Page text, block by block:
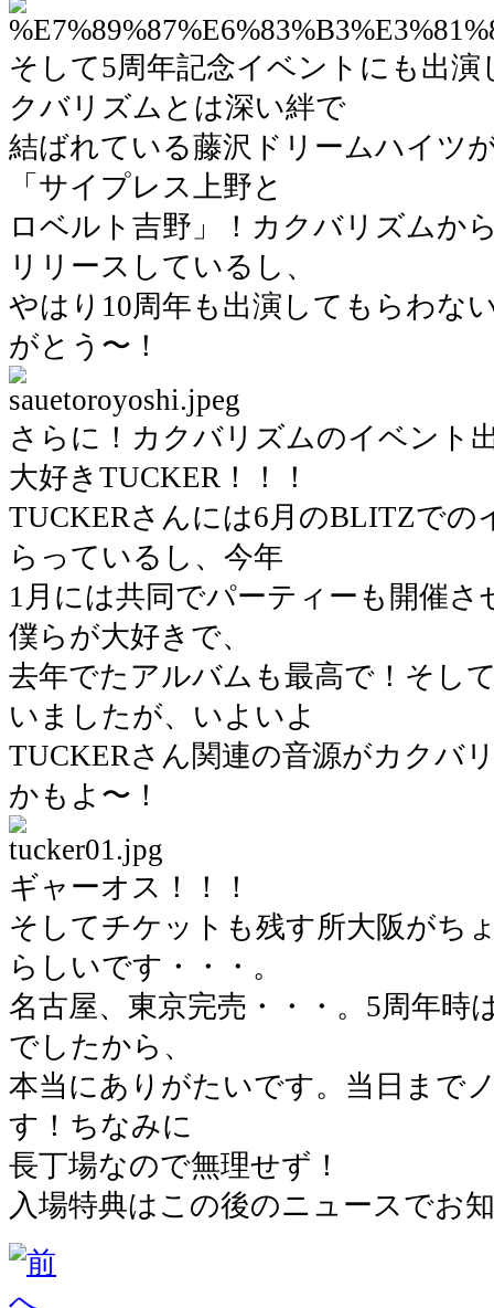
そして5周年記念イベントにも出
クバリズムとは深い絆で
結ばれている藤沢ドリームハイツ
「サイプレス上野と
ロベルト吉野」！カクバリズムか
リリースしているし、
やはり10周年も出演してもらわな
がとう〜！
さらに！カクバリズムのイベント
大好きTUCKER！！！
TUCKERさんには6月のBLITZでの
らっているし、今年
1月には共同でパーティーも開催
僕らが大好きで、
去年でたアルバムも最高で！そし
いましたが、いよいよ
TUCKERさん関連の音源がカクバ
かもよ〜！
ギャーオス！！！
そしてチケットも残す所大阪がち
らしいです・・・。
名古屋、東京完売・・・。5周年時
でしたから、
本当にありがたいです。当日まで
す！ちなみに
長丁場なので無理せず！
入場特典はこの後のニュースでお